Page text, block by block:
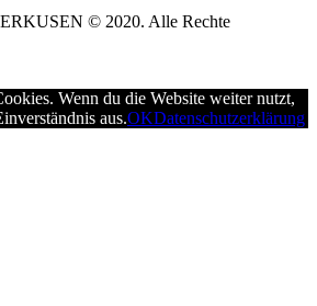
© 2020. Alle Rechte
Wenn du die Website weiter nutzt,
aus.OKDatenschutzerklärung